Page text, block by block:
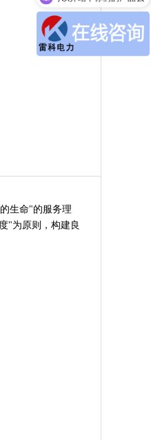
生命"的服务理
"为原则，构建良